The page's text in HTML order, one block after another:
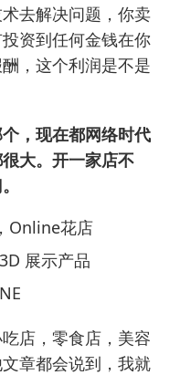
去解决问题，你卖
资到任何金钱在你
，这个利润是不是
，现在都网络时代
大。开一家店不
Online花店
展示产品
店，零食店，美容
章都会说到，我就